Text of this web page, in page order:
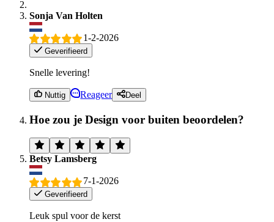
Sonja Van Holten
1-2-2026
Geverifieerd
Snelle levering!
Nuttig Reageer Deel
Hoe zou je Design voor buiten beoordelen?
Betsy Lamsberg
7-1-2026
Geverifieerd
Leuk spul voor de kerst